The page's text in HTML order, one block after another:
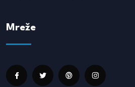
Mreže